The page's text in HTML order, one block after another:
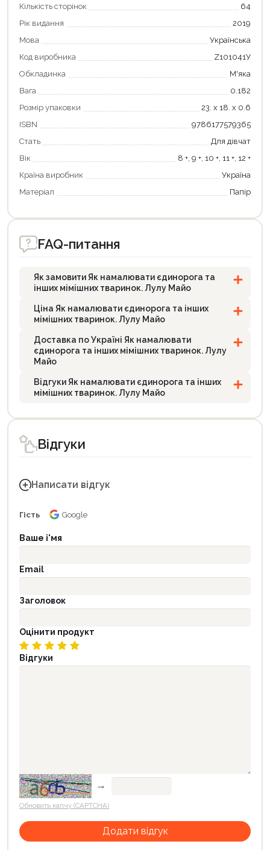
Кількість сторінок
64
Рік видання
2019
Мова
Українська
Код виробника
Z101041У
Обкладинка
М'яка
Вага
0.182
Розмір упаковки
23. х 18. х 0.6
ISBN
9786177579365
Стать
Для дівчат
Вік
8 +, 9 +, 10 +, 11 +, 12 +
Країна виробник
Україна
Матеріал
Папір
FAQ-питання
Як замовити Як намалювати єдинорога та
інших мімішних тваринок. Лулу Майо
Ціна Як намалювати єдинорога та інших
мімішних тваринок. Лулу Майо
Доставка по Україні Як намалювати
єдинорога та інших мімішних тваринок. Лулу
Майо
Відгуки Як намалювати єдинорога та інших
мімішних тваринок. Лулу Майо
Відгуки
Написати відгук
Гість Google
Ваше і'мя
Email
Заголовок
Оцінити продукт
Відгуки
→
Обновить капчу (CAPTCHA)
Продовжити покупки
Оформити замовлення